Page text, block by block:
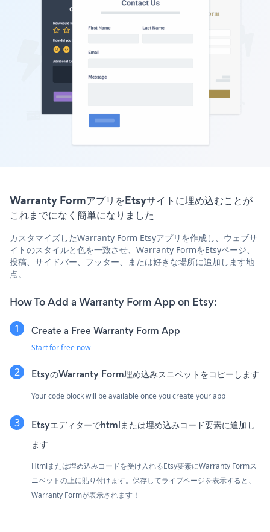
Warranty FormアプリをEtsyサイトに埋め込むことが
これまでになく簡単になりました
カスタマイズしたWarranty Form Etsyアプリを作成し、ウェブサ
イトのスタイルと色を一致させ、Warranty FormをEtsyページ、
投稿、サイドバー、フッター、または好きな場所に追加します地
点。
How To Add a Warranty Form App on Etsy:
Create a Free Warranty Form App
Start for free now
EtsyのWarranty Form埋め込みスニペットをコピーします
Your code block will be available once you create your app
Etsyエディターでhtmlまたは埋め込みコード要素に追加し
ます
Htmlまたは埋め込みコードを受け入れるEtsy要素にWarranty Formス
ニペットの上に貼り付けます。保存してライブページを表示すると、
Warranty Formが表示されます！